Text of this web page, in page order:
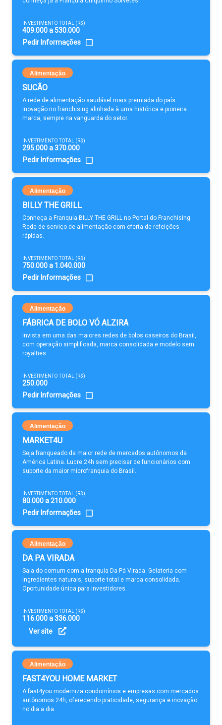
INVESTIMENTO TOTAL (R$)
409.000 a 530.000
Pedir Informações
Alimentação
SUCÃO
A rede de alimentação saudável mais premiada do país:
inovação no franchising alinhada à uma histórica e pioneira
marca, sempre na vanguarda do setor.
INVESTIMENTO TOTAL (R$)
295.000 a 370.000
Pedir Informações
Alimentação
BILLY THE GRILL
Conheça a Franquia BILLY THE GRILL no Portal do Franchising.
Rede de serviço de alimentação com oferta de refeições
rápidas.
INVESTIMENTO TOTAL (R$)
750.000 a 1.040.000
Pedir Informações
Alimentação
FÁBRICA DE BOLO VÓ ALZIRA
Invista em uma das maiores redes de bolos caseiros do Brasil,
com operação simplificada, marca consolidada e modelo sem
royalties.
INVESTIMENTO TOTAL (R$)
250.000
Pedir Informações
Alimentação
MARKET4U
Seja franqueado da maior rede de mercados autônomos da
América Latina. Lucre 24h sem precisar de funcionários com
suporte da maior microfranquia do Brasil.
INVESTIMENTO TOTAL (R$)
80.000 a 210.000
Pedir Informações
Alimentação
DA PA VIRADA
Saia do comum com a franquia Da Pá Virada. Gelateria com
ingredientes naturais, suporte total e marca consolidada.
Oportunidade única para investidores.
INVESTIMENTO TOTAL (R$)
116.000 a 336.000
Ver site
Alimentação
FAST4YOU HOME MARKET
A fast4you moderniza condomínios e empresas com mercados
autônomos 24h, oferecendo praticidade, segurança e inovação
no dia a dia.